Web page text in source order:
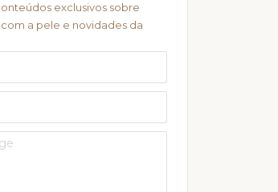
exclusivos sobre
a pele e novidades da